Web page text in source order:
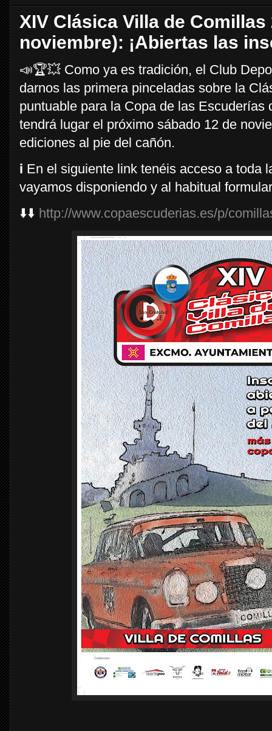
XIV Clásica Villa de Comillas
noviembre): ¡Abiertas las
📣🏆💥 Como ya es tradición, el Club
darnos las primera pinceladas sobre la
puntuable para la Copa de las Escuderías
tendrá lugar el próximo sábado 12 de
ediciones al pie del cañón.
ℹ️ En el siguiente link tenéis acceso a toda
vayamos disponiendo y al habitual
⬇️⬇️ http://www.copaescuderias.es/p/